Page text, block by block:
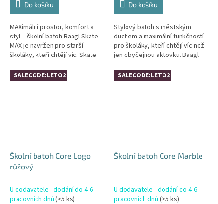
Do košíku
MAXimální prostor, komfort a
styl – školní batoh Baagl Skate
MAX je navržen pro starší
školáky, kteří chtějí víc. Skate
MAX vychází z populární řady
Skate, ale nabízí ještě...
Do košíku
Stylový batoh s městským
duchem a maximální funkčností
pro školáky, kteří chtějí víc než
jen obyčejnou aktovku. Baagl
Skate je ideální volba pro starší
školáky (2-5. třída),...
SALECODE:LETO26:4:%
Školní batoh Core Logo
růžový
U dodavatele - dodání do 4-6
pracovních dnů (>5 ks)
SALECODE:LETO26:4:%
Školní batoh Core Marble
U dodavatele - dodání do 4-6
pracovních dnů (>5 ks)